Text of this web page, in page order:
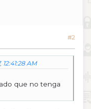
#2
AM
que no tenga